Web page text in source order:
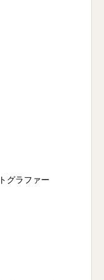
グラファー